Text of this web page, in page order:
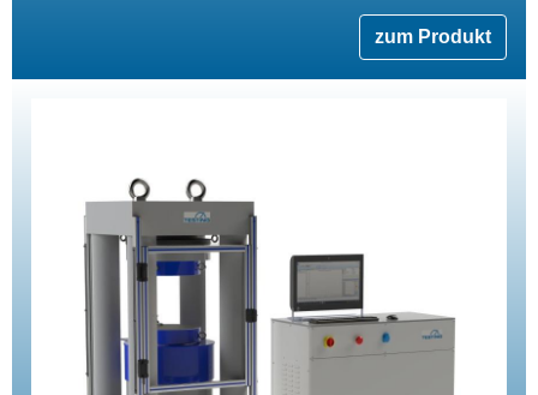
zum Produkt